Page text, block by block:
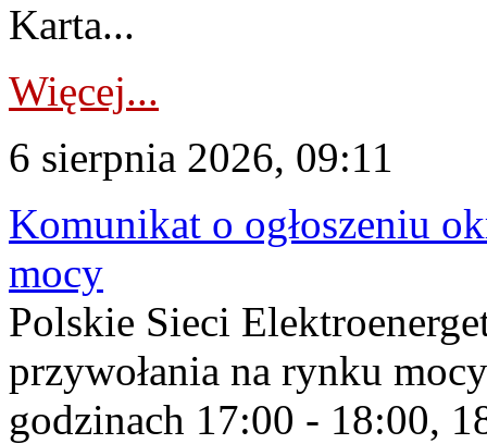
Karta...
Więcej...
6 sierpnia 2026, 09:11
Komunikat o ogłoszeniu
mocy
Polskie Sieci
przywołania na rynku
godzinach 17:00 - 18:00,